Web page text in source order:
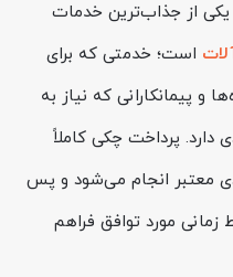
یکی از جذاب‌ترین خدمات
است؛ خدمتی که برای
و پیمانکارانی که نیاز به
دارد. پرداخت چکی کاملاً
معتبر انجام می‌شود و پس
زمانی مورد توافق فراهم